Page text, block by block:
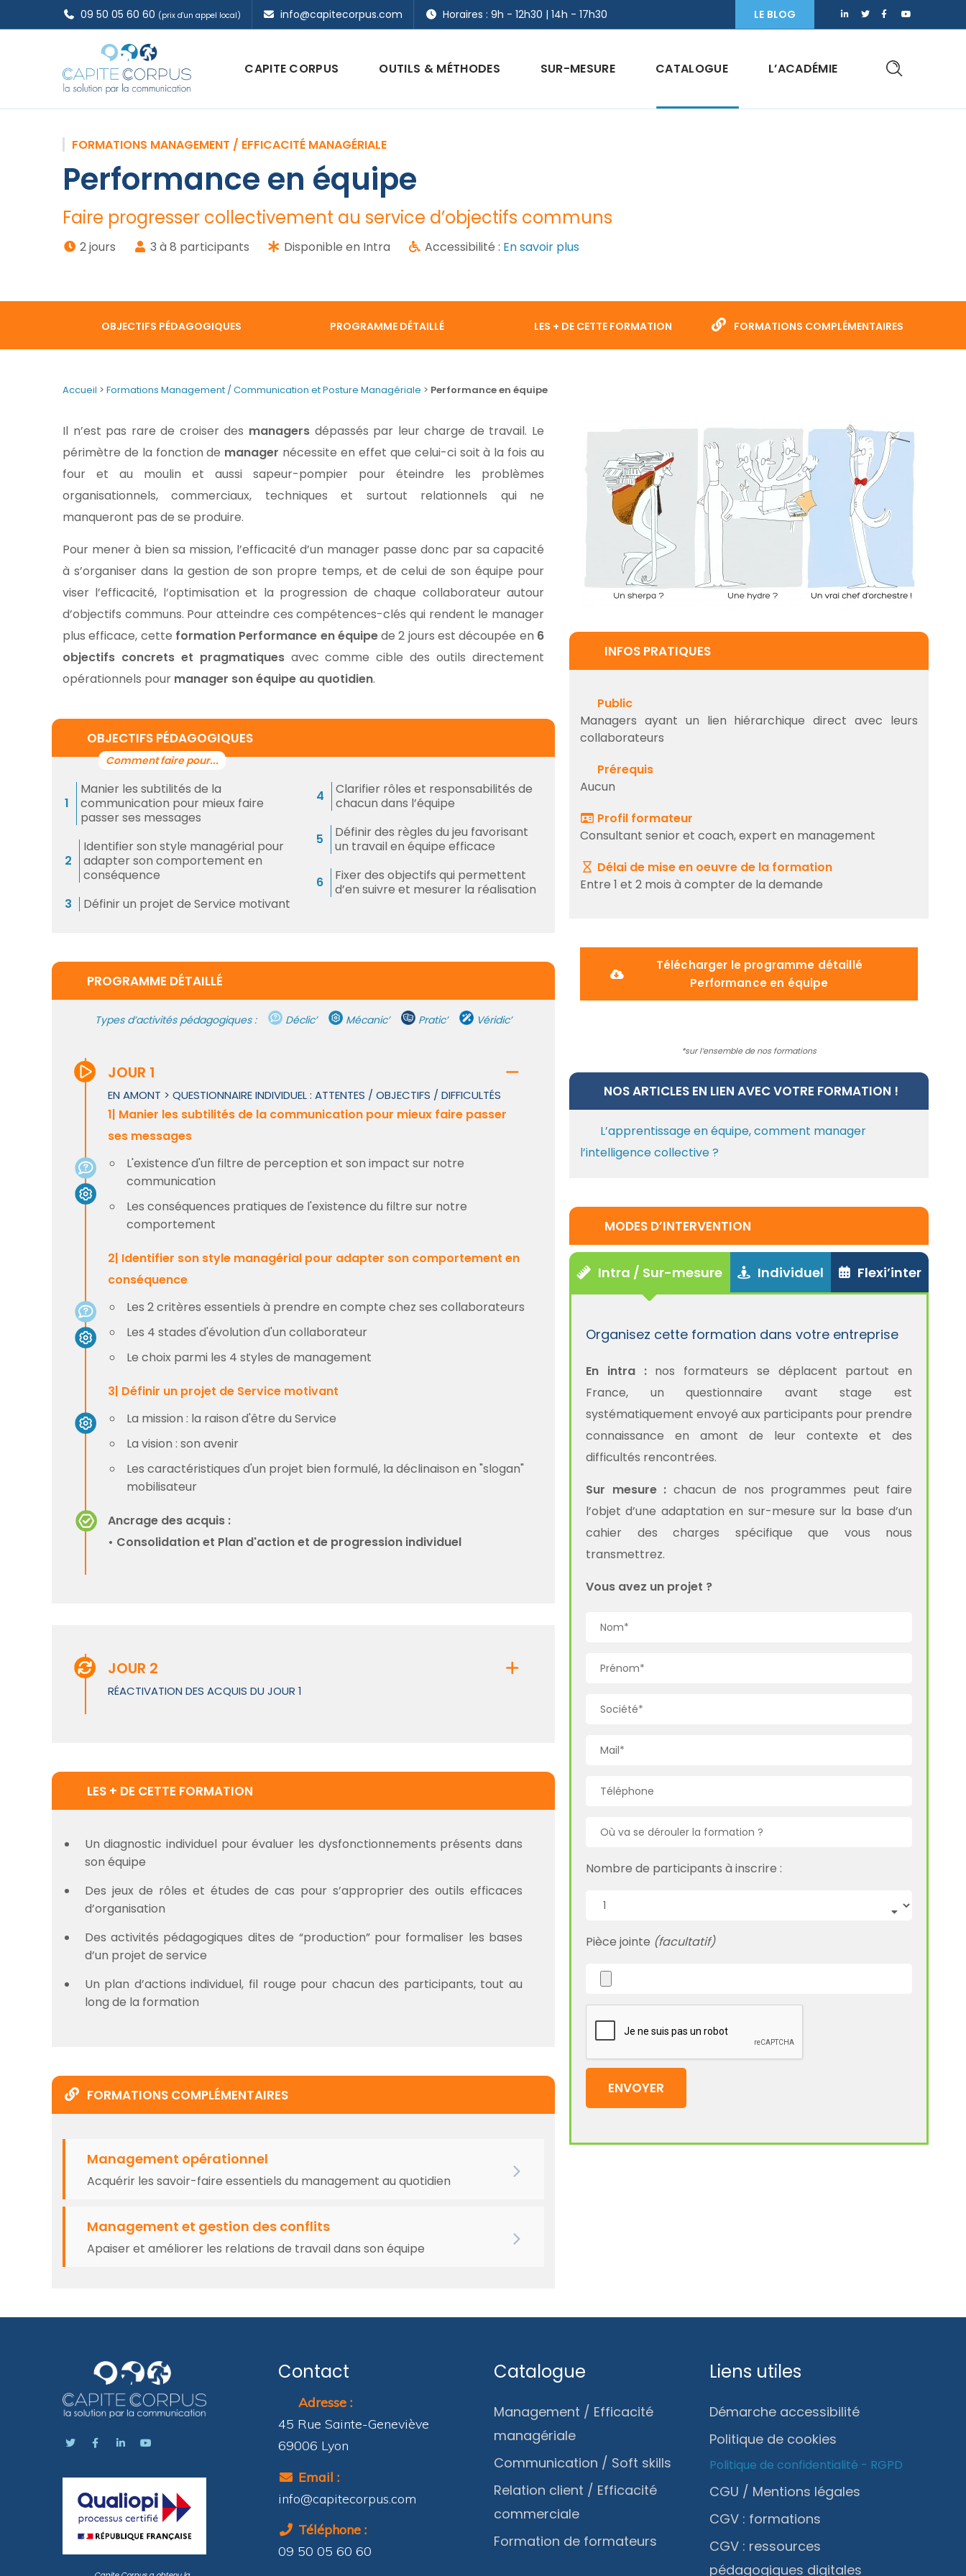
09 50 05 60 60 (prix d'un appel local) info@capitecorpus.com Horaires : 9h - 12h30 | 14h - 17h30 LE BLOG
CAPITE CORPUS OUTILS & MÉTHODES SUR-MESURE CATALOGUE L’ACADÉMIE
FORMATIONS MANAGEMENT / EFFICACITÉ MANAGÉRIALE
Performance en équipe
Faire progresser collectivement au service d’objectifs communs
2 jours 3 à 8 participants Disponible en Intra Accessibilité : En savoir plus
OBJECTIFS PÉDAGOGIQUES PROGRAMME DÉTAILLÉ LES + DE CETTE FORMATION FORMATIONS COMPLÉMENTAIRES
Accueil > Formations Management / Communication et Posture Managériale > Performance en équipe
Il n’est pas rare de croiser des managers dépassés par leur charge de travail. Le
périmètre de la fonction de manager nécessite en effet que celui-ci soit à la fois au
four et au moulin et aussi sapeur-pompier pour éteindre les problèmes
organisationnels, commerciaux, techniques et surtout relationnels qui ne
manqueront pas de se produire.
Pour mener à bien sa mission, l’efficacité d’un manager passe donc par sa capacité
à s’organiser dans la gestion de son propre temps, et de celui de son équipe pour
viser l’efficacité, l’optimisation et la progression de chaque collaborateur autour
d’objectifs communs. Pour atteindre ces compétences-clés qui rendent le manager
plus efficace, cette formation Performance en équipede 2 jours est découpée en 6
objectifs concrets et pragmatiquesavec comme cible des outils directement
opérationnels pour manager son équipe au quotidien.
OBJECTIFS PÉDAGOGIQUES
Manier les subtilités de la
communication pour mieux faire
passer ses messages
Identifier son style managérial pour
adapter son comportement en
conséquence
Définir un projet de Service motivant
Clarifier rôles et responsabilités de
chacun dans l’équipe
Définir des règles du jeu favorisant
un travail en équipe efficace
Fixer des objectifs qui permettent
d’en suivre et mesurer la réalisation
PROGRAMME DÉTAILLÉ
Types d’activités pédagogiques : Déclic’ Mécanic’ Pratic’ Véridic’
JOUR 1
EN AMONT > QUESTIONNAIRE INDIVIDUEL : ATTENTES / OBJECTIFS / DIFFICULTÉS
1| Manier les subtilités de la communication pour mieux faire passer
ses messages
L'existence d'un filtre de perception et son impact sur notre
communication
Les conséquences pratiques de l'existence du filtre sur notre
comportement
2| Identifier son style managérial pour adapter son comportement en
conséquence
Les 2 critères essentiels à prendre en compte chez ses collaborateurs
Les 4 stades d'évolution d'un collaborateur
Le choix parmi les 4 styles de management
3| Définir un projet de Service motivant
La mission : la raison d'être du Service
La vision : son avenir
Les caractéristiques d'un projet bien formulé, la déclinaison en "slogan"
mobilisateur
Ancrage des acquis :
• Consolidation et Plan d'action et de progression individuel
JOUR 2
RÉACTIVATION DES ACQUIS DU JOUR 1
LES + DE CETTE FORMATION
Un diagnostic individuel pour évaluer les dysfonctionnements présents dans
son équipe
Des jeux de rôles et études de cas pour s’approprier des outils efficaces
d’organisation
Des activités pédagogiques dites de “production” pour formaliser les bases
d’un projet de service
Un plan d’actions individuel, fil rouge pour chacun des participants, tout au
long de la formation
FORMATIONS COMPLÉMENTAIRES
Management opérationnel
Acquérir les savoir-faire essentiels du management au quotidien
Management et gestion des conflits
Apaiser et améliorer les relations de travail dans son équipe
INFOS PRATIQUES
Public
Managers ayant un lien hiérarchique direct avec leurs
collaborateurs
Prérequis
Aucun
Profil formateur
Consultant senior et coach, expert en management
Délai de mise en oeuvre de la formation
Entre 1 et 2 mois à compter de la demande
Télécharger le programme détaillé
Performance en équipe
*sur l’ensemble de nos formations
NOS ARTICLES EN LIEN AVEC VOTRE FORMATION !
L’apprentissage en équipe, comment manager
l’intelligence collective ?
MODES D’INTERVENTION
Intra / Sur-mesure Individuel Flexi’inter
Organisez cette formation dans votre entreprise
En intra : nos formateurs se déplacent partout en
France, un questionnaire avant stage est
systématiquement envoyé aux participants pour prendre
connaissance en amont de leur contexte et des
difficultés rencontrées.
Sur mesure : chacun de nos programmes peut faire
l’objet d’une adaptation en sur-mesure sur la base d’un
cahier des charges spécifique que vous nous
transmettrez.
Vous avez un projet ?
Nombre de participants à inscrire :
Pièce jointe (facultatif)
Contact
Adresse :
45 Rue Sainte-Geneviève
69006 Lyon
Email :
info@capitecorpus.com
Téléphone :
09 50 05 60 60
Catalogue
Management / Efficacité
managériale
Communication / Soft skills
Relation client / Efficacité
commerciale
Formation de formateurs
Liens utiles
Démarche accessibilité
Politique de cookies
Politique de confidentialité - RGPD
CGU / Mentions légales
CGV : formations
CGV : ressources
pédagogiques digitales